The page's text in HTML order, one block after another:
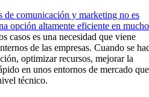
de comunicación y marketing no es
opción altamente eficiente en
casos es una necesidad que viene
de las empresas. Cuando se
optimizar recursos, mejorar la
en unos entornos de mercado que
técnico.